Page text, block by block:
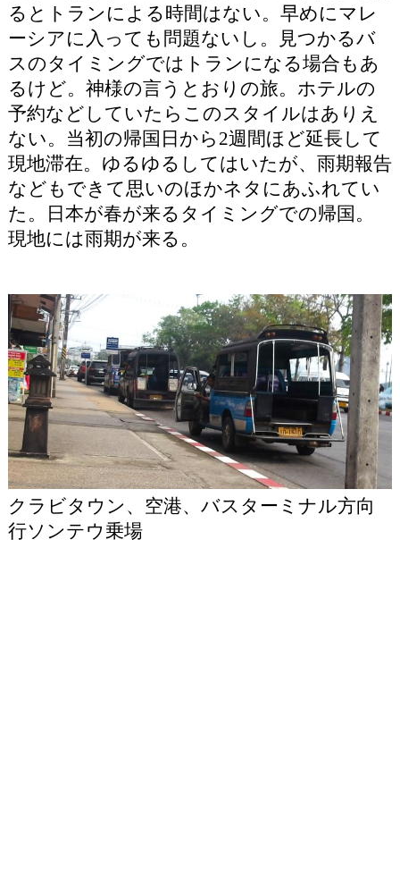
るとトランによる時間はない。早めにマレ
ーシアに入っても問題ないし。見つかるバ
スのタイミングではトランになる場合もあ
るけど。神様の言うとおりの旅。ホテルの
予約などしていたらこのスタイルはありえ
ない。当初の帰国日から2週間ほど延長して
現地滞在。ゆるゆるしてはいたが、雨期報告
などもできて思いのほかネタにあふれてい
た。日本が春が来るタイミングでの帰国。
現地には雨期が来る。
クラビタウン、空港、バスターミナル方向
行ソンテウ乗場